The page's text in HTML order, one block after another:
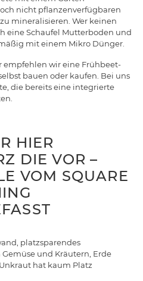
nicht pflanzenverfügbaren
mineralisieren. Wer keinen
eine Schaufel Mutterboden und
mit einem Mikro Dünger.
empfehlen wir eine Frühbeet-
bauen oder kaufen. Bei uns
die bereits eine integrierte
HIER
DIE VOR –
VOM SQUARE
platzsparendes
und Kräutern, Erde
hat kaum Platz